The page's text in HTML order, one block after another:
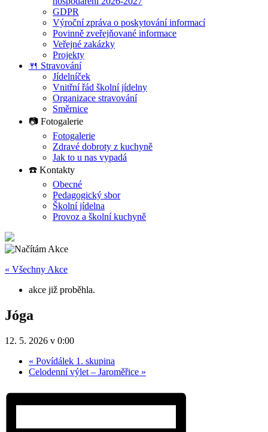
GDPR
Výroční zpráva o poskytování informací
Povinně zveřejňované informace
Veřejné zakázky
Projekty
🍴 Stravování
Jídelníček
Vnitřní řád školní jídelny
Organizace stravování
Směrnice
📷 Fotogalerie
Fotogalerie
Zdravé dobroty z kuchyně
Jak to u nas vypadá
☎️ Kontakty
Obecné
Pedagogický sbor
Školní jídelna
Provoz a školní kuchyně
« Všechny Akce
akce již proběhla.
Jóga
12. 5. 2026 v 0:00
« Povídálek 1. skupina
Celodenní výlet – Jaroměřice »